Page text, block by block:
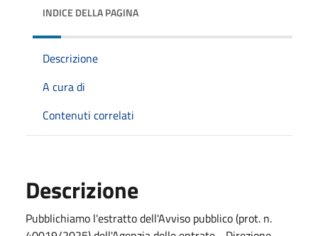
INDICE DELLA PAGINA
Descrizione
A cura di
Contenuti correlati
Descrizione
Pubblichiamo l'estratto dell'Avviso pubblico (prot. n.